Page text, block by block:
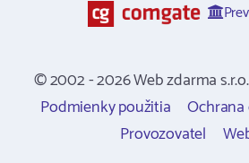
© 2002 - 2026 Web zdarma
Podmienky použitia
Provozovatel